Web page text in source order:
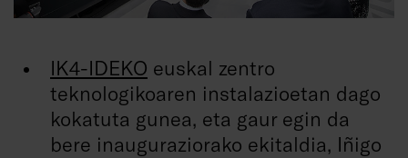
IK4-IDEKO euskal zentro
teknologikoaren instalazioetan dago
kokatuta gunea, eta gaur egin da
bere inauguraziorako ekitaldia, Iñigo